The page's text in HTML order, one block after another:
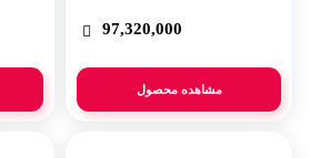
97,320,000
مشاهده محصول